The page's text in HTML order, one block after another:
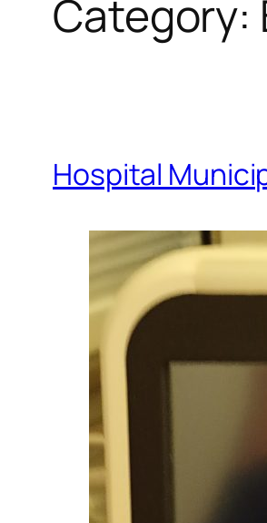
Category:
Hospital